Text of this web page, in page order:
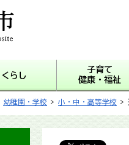
くらし
子育て
健康・福祉
幼稚園・学校 > 小・中・高等学校 >